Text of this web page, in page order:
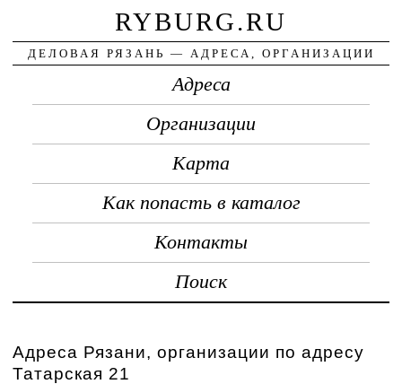
RYBURG.RU
ДЕЛОВАЯ РЯЗАНЬ — АДРЕСА, ОРГАНИЗАЦИИ
Адреса
Организации
Карта
Как попасть в каталог
Контакты
Поиск
Адреса Рязани, организации по адресу
Татарская 21